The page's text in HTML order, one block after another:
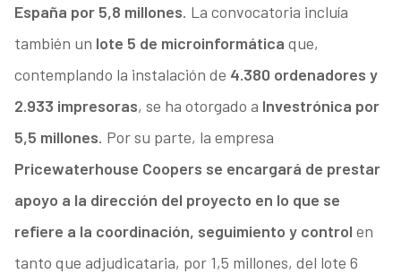
España por 5,8 millones. La convocatoria incluía
también un lote 5 de microinformática que,
contemplando la instalación de 4.380 ordenadores y
2.933 impresoras, se ha otorgado a Investrónica por
5,5 millones. Por su parte, la empresa
Pricewaterhouse Coopers se encargará de prestar
apoyo a la dirección del proyecto en lo que se
refiere a la coordinación, seguimiento y control en
tanto que adjudicataria, por 1,5 millones, del lote 6